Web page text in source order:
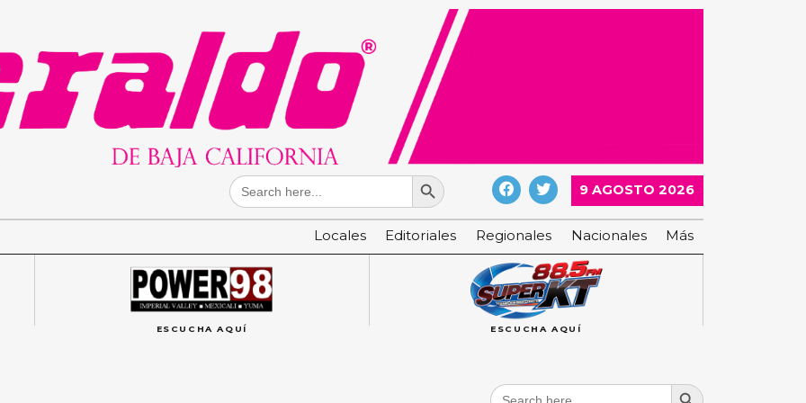
Search
for:
Search Button
9 AGOSTO 2026
Locales Editoriales Regionales Nacionales Más
ESCUCHA AQUÍ ESCUCHA AQUÍ
Search
Search Button